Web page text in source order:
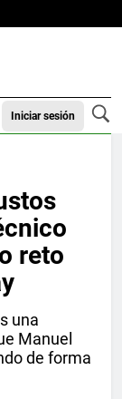
Iniciar sesión
reto
una
Manuel
de forma